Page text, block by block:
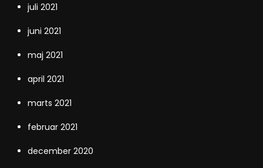
juli 2021
juni 2021
maj 2021
april 2021
marts 2021
februar 2021
december 2020